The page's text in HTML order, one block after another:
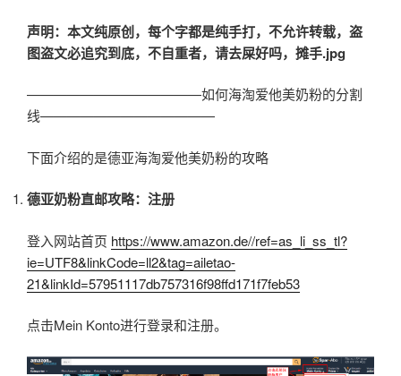
声明：本文纯原创，每个字都是纯手打，不允许转载，盗
图盗文必追究到底，不自重者，请去屎好吗，摊手.jpg
—————————————如何海淘爱他美奶粉的分割
线—————————————
下面介绍的是德亚海淘爱他美奶粉的攻略
德亚奶粉直邮攻略：注册
登入网站首页 https://www.amazon.de//ref=as_li_ss_tl?
ie=UTF8&linkCode=ll2&tag=ailetao-
21&linkId=57951117db757316f98ffd171f7feb53
点击Mein Konto进行登录和注册。